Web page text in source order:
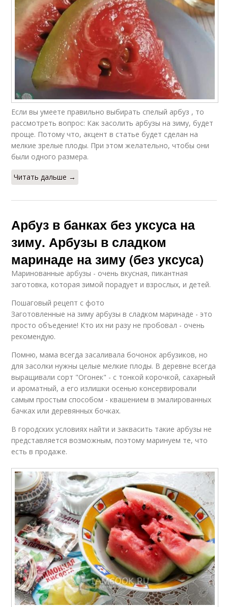
Если вы умеете правильно выбирать спелый арбуз , то
рассмотреть вопрос: Как засолить арбузы на зиму, будет
проще. Потому что, акцент в статье будет сделан на
мелкие зрелые плоды. При этом желательно, чтобы они
были одного размера.
Читать дальше →
Арбуз в банках без уксуса на
зиму. Арбузы в сладком
маринаде на зиму (без уксуса)
Маринованные арбузы - очень вкусная, пикантная
заготовка, которая зимой порадует и взрослых, и детей.
Пошаговый рецепт с фото
Заготовленные на зиму арбузы в сладком маринаде - это
просто объедение! Кто их ни разу не пробовал - очень
рекомендую.
Помню, мама всегда засаливала бочонок арбузиков, но
для засолки нужны целые мелкие плоды. В деревне всегда
выращивали сорт "Огонек" - с тонкой корочкой, сахарный
и ароматный, а его излишки осенью консервировали
самым простым способом - квашением в эмалированных
бачках или деревянных бочках.
В городских условиях найти и заквасить такие арбузы не
представляется возможным, поэтому маринуем те, что
есть в продаже.